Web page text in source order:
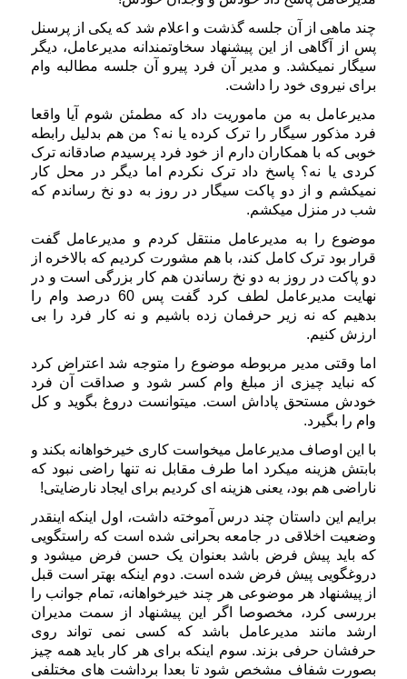
چند ماهی از آن جلسه گذشت و اعلام شد که یکی از پرسنل
پس از آگاهی از این پیشنهاد سخاوتمندانه مدیرعامل، دیگر
سیگار نمیکشد. و مدیر آن فرد پیرو آن جلسه مطالبه وام
برای نیروی خود را داشت.
مدیرعامل به من ماموریت داد که مطمئن شوم آیا واقعا
فرد مذکور سیگار را ترک کرده یا نه؟ من هم بدلیل رابطه
خوبی که با همکاران دارم از خود فرد پرسیدم صادقانه ترک
کردی یا نه؟ پاسخ داد ترک نکردم اما دیگر در محل کار
نمیکشم و از دو پاکت سیگار در روز به دو نخ رساندم که
شب در منزل میکشم.
موضوع را به مدیرعامل منتقل کردم و مدیرعامل گفت
قرار بود ترک کامل کند، با هم مشورت کردیم که بالاخره از
دو پاکت در روز به دو نخ رساندن هم کار بزرگی است و در
نهایت مدیرعامل لطف کرد گفت پس 60 درصد وام را
بدهیم که نه زیر حرفمان زده باشیم و نه کار فرد را بی
ارزش کنیم.
اما وقتی مدیر مربوطه موضوع را متوجه شد اعتراض کرد
که نباید چیزی از مبلغ وام کسر شود و صداقت آن فرد
خودش مستحق پاداش است. میتوانست دروغ بگوید و کل
وام را بگیرد.
با این اوصاف مدیرعامل میخواست کاری خیرخواهانه بکند و
بابتش هزینه میکرد اما طرف مقابل نه تنها راضی نبود که
ناراضی هم بود، یعنی هزینه ای کردیم برای ایجاد نارضایتی!
برایم این داستان چند درس آموخته داشت، اول اینکه اینقدر
وضعیت اخلاقی در جامعه بحرانی شده است که راستگویی
که باید پیش فرض باشد بعنوان یک حسن فرض میشود و
دروغگویی پیش فرض شده است. دوم اینکه بهتر است قبل
از پیشنهاد هر موضوعی هر چند خیرخواهانه، تمام جوانب را
بررسی کرد، مخصوصا اگر این پیشنهاد از سمت مدیران
ارشد مانند مدیرعامل باشد که کسی نمی تواند روی
حرفشان حرفی بزند. سوم اینکه برای هر کار باید همه چیز
بصورت شفاف مشخص شود تا بعدا برداشت های مختلفی